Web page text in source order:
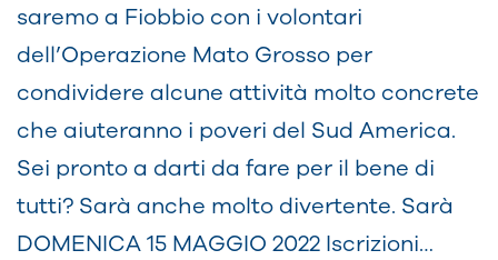
saremo a Fiobbio con i volontari
dell’Operazione Mato Grosso per
condividere alcune attività molto concrete
che aiuteranno i poveri del Sud America.
Sei pronto a darti da fare per il bene di
tutti? Sarà anche molto divertente. Sarà
DOMENICA 15 MAGGIO 2022 Iscrizioni…